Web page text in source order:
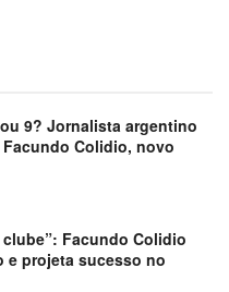
9? Jornalista argentino
Colidio, novo
Facundo Colidio
e projeta sucesso no